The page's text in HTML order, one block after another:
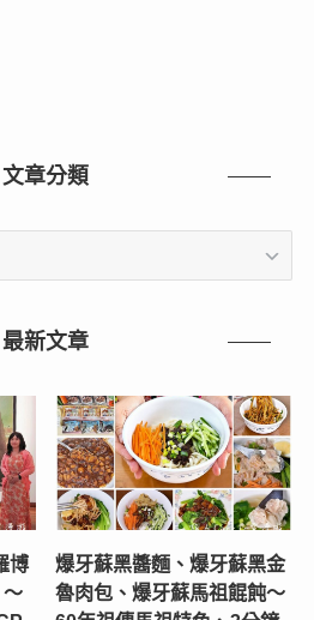
文章分類
最新文章
博
爆牙蘇黑醬麵、爆牙蘇黑金
魯肉包、爆牙蘇馬祖餛飩～